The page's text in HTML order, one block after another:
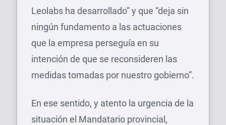
Leolabs ha desarrollado” y que “deja sin
ningún fundamento a las actuaciones
que la empresa perseguía en su
intención de que se reconsideren las
medidas tomadas por nuestro gobierno”.
En ese sentido, y atento la urgencia de la
situación el Mandatario provincial,